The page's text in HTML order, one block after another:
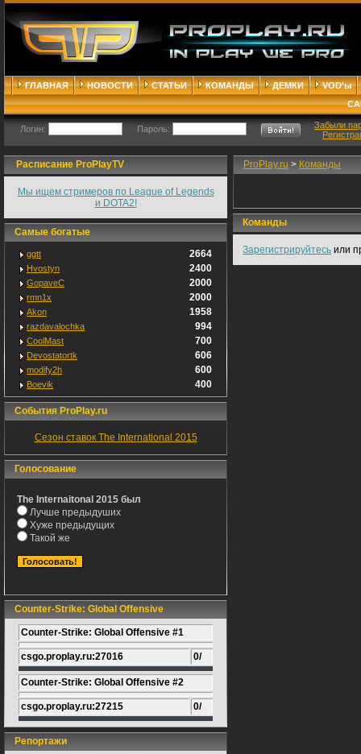
ГЛАВНАЯ НОВОСТИ СТАТЬИ КОМАНДЫ ДЕМКИ
VOD'ы
Логин: Пароль:
Забыли
Расписание ProPlayTV
Мы ищем стримеров по League of Legends
и DOTA2!
Самые богатые
ggtt 2664
Hvostyn 2400
GopaveC 2000
rmn1x 2000
Akon 1958
razdavalochka 994
CoolMast 700
Devostatortk 606
modify2h 600
Boevik 400
События ProPlay.ru
Сезон ставок The International 2015
Голосование
The Internaitonal 2015 был
Лучше предыдуших
Хуже предыдущих
Такой же
Counter-Strike: Global Offensive
Counter-Strike: Global Offensive #1
csgo.proplay.ru:27016 0/
Counter-Strike: Global Offensive #2
csgo.proplay.ru:27215 0/
Репортажи
ProPlay.ru > Команды
Команды
Зарегистрируйтесь или